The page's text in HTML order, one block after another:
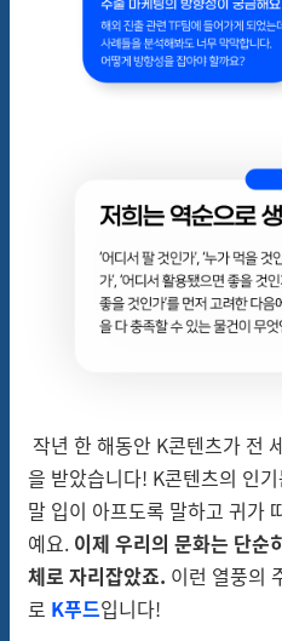
작년 한해동안 K콘텐츠가 전
을 받았습니다! K콘텐츠의 인
말 입이 아프도록 말하고 귀가
예요. 이제 우리의 문화는 단순
체로 자리잡았죠. 이런 열풍의
로 K푸드입니다!